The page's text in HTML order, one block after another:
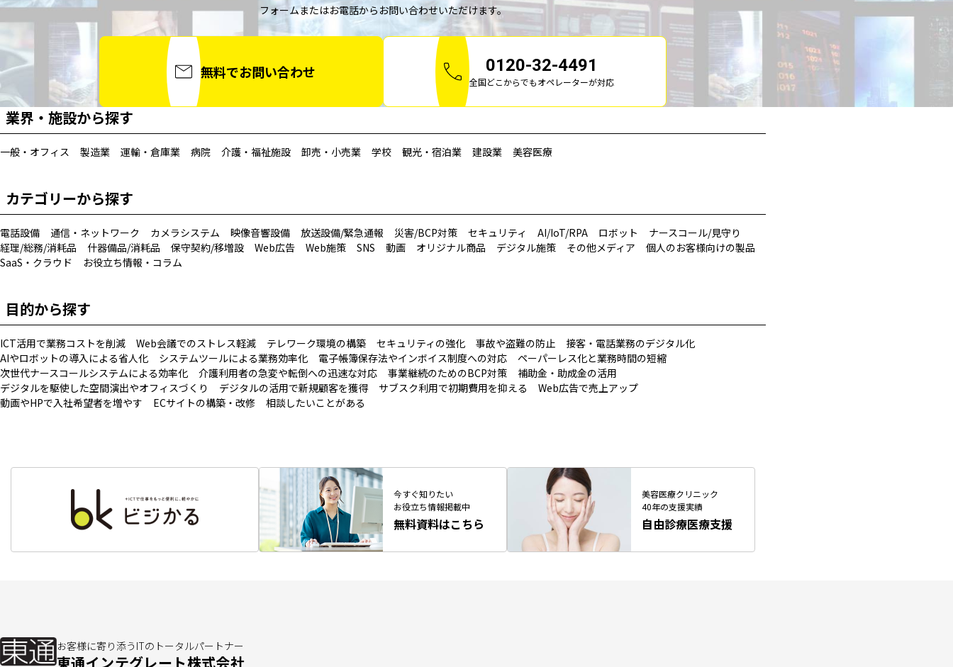
フォームまたはお電話からお問い合わせいただけます。
無料でお問い合わせ 0120-32-4491
全国どこからでもオペレーターが対応
業界・施設から探す
一般・オフィス 製造業 運輸・倉庫業 病院 介護・福祉施設 卸売・小売業 学校 観光・宿泊業 建設業 美容医療
カテゴリーから探す
電話設備 通信・ネットワーク カメラシステム 映像音響設備 放送設備/緊急通報 災害/BCP対策 セキュリティ AI/IoT/RPA ロボット
ナースコール/見守り
経理/総務/消耗品
什器備品/消耗品 保守契約/移増設 Web広告 Web施策 SNS 動画 オリジナル商品 デジタル施策 その他メディア
個人のお客様向けの製品
SaaS・クラウド
お役立ち情報・コラム
目的から探す
ICT活用で業務コストを削減 Web会議でのストレス軽減 テレワーク環境の構築 セキュリティの強化 事故や盗難の防止
接客・電話業務のデジタル化
AIやロボットの導入による省人化
システムツールによる業務効率化 電子帳簿保存法やインボイス制度への対応
ペーパーレス化と業務時間の短縮
次世代ナースコールシステムによる効率化
介護利用者の急変や転倒への迅速な対応 事業継続のためのBCP対策
補助金・助成金の活用
デジタルを駆使した空間演出やオフィスづくり
デジタルの活用で新規顧客を獲得 サブスク利用で初期費用を抑える
Web広告で売上アップ
動画やHPで入社希望者を増やす
ECサイトの構築・改修 相談したいことがある
今すぐ知りたい
お役立ち情報掲載中
無料資料はこちら
美容医療クリニック
40年の支援実績
自由診療医療支援
お客様に寄り添うITのトータルパートナー
東通インテグレート株式会社